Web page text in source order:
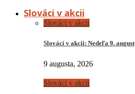
Slováci v akcii
Slováci v akcii
Slováci v akcii: Nedeľa 9. august
9 augusta, 2026
Slováci v akcii